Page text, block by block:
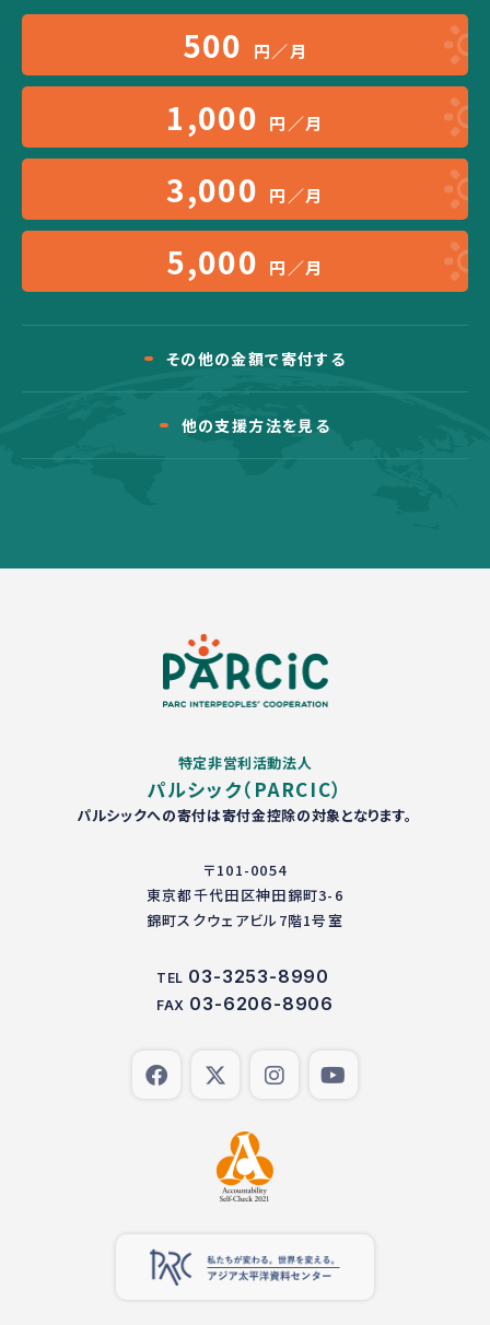
500 円／月
1,000 円／月
3,000 円／月
5,000 円／月
その他の金額で寄付する
他の支援方法を見る
特定非営利活動法人
パルシック（PARCIC）
パルシックへの寄付は寄付金控除の対象となります。
〒101-0054
東京都千代田区神田錦町3-6
錦町スクウェアビル7階1号室
TEL 03-3253-8990
FAX 03-6206-8906